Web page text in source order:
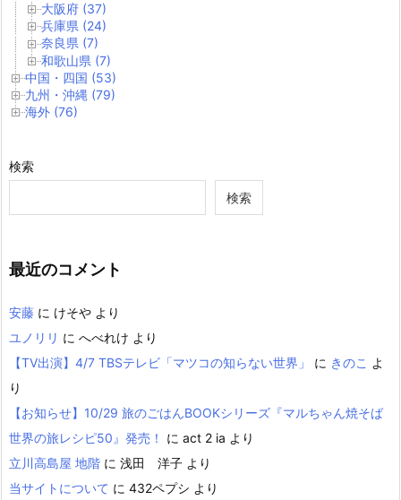
大阪府 (37)
兵庫県 (24)
奈良県 (7)
和歌山県 (7)
中国・四国 (53)
九州・沖縄 (79)
海外 (76)
検索
検索
最近のコメント
安藤 に けそや より
ユノリリ に へべれけ より
【TV出演】4/7 TBSテレビ「マツコの知らない世界」
に きのこ よ
り
【お知らせ】10/29 旅のごはんBOOKシリーズ『マルちゃん焼そば
世界の旅レシピ50』発売！
に act 2 ia より
立川高島屋 地階 に 浅田 洋子 より
当サイトについて に 432ペプシ より